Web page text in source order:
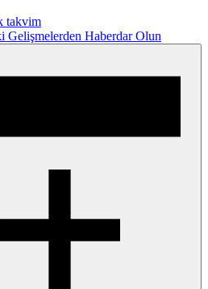
takvim
Gelişmelerden Haberdar Olun